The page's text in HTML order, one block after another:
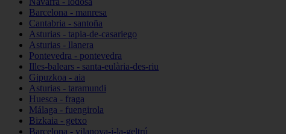
Barcelona - manresa
Cantabria - santoña
Asturias - tapia-de-casariego
Asturias - llanera
Pontevedra - pontevedra
Illes-balears - santa-eulària-des-riu
Gipuzkoa - aia
Asturias - taramundi
Huesca - fraga
Málaga - fuengirola
Bizkaia - getxo
Barcelona - vilanova-i-la-geltrú